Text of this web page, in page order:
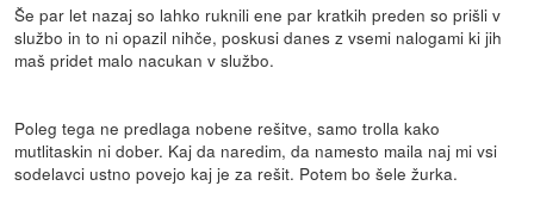
Še par let nazaj so lahko ruknili ene par kratkih preden so prišli v
službo in to ni opazil nihče, poskusi danes z vsemi nalogami ki jih
maš pridet malo nacukan v službo.
Poleg tega ne predlaga nobene rešitve, samo trolla kako
mutlitaskin ni dober. Kaj da naredim, da namesto maila naj mi vsi
sodelavci ustno povejo kaj je za rešit. Potem bo šele žurka.